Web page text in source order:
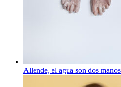
Allende, el agua son dos manos